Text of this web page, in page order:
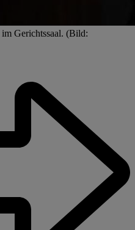
Gerichtssaal. (Bild: